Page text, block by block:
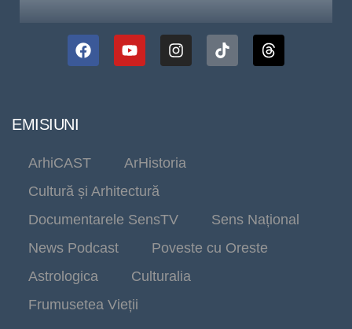
EMISIUNI
ArhiCAST
ArHistoria
Cultură și Arhitectură
Documentarele SensTV
Sens Național
News Podcast
Poveste cu Oreste
Astrologica
Culturalia
Frumusetea Vieții